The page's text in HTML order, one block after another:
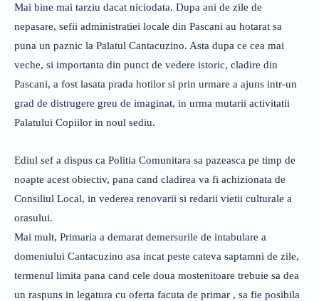
Mai bine mai tarziu dacat niciodata. Dupa ani de zile de
nepasare, sefii administratiei locale din Pascani au hotarat sa
puna un paznic la Palatul Cantacuzino. Asta dupa ce cea mai
veche, si importanta din punct de vedere istoric, cladire din
Pascani, a fost lasata prada hotilor si prin urmare a ajuns intr-un
grad de distrugere greu de imaginat, in urma mutarii activitatii
Palatului Copiilor in noul sediu.
Ediul sef a dispus ca Politia Comunitara sa pazeasca pe timp de
noapte acest obiectiv, pana cand cladirea va fi achizionata de
Consiliul Local, in vederea renovarii si redarii vietii culturale a
orasului.
Mai mult, Primaria a demarat demersurile de intabulare a
domeniului Cantacuzino asa incat peste cateva saptamni de zile,
termenul limita pana cand cele doua mostenitoare trebuie sa dea
un raspuns in legatura cu oferta facuta de primar , sa fie posibila